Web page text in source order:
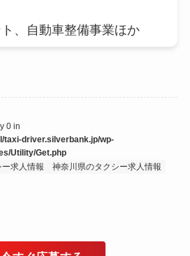
、自動車整備事業ほか
0 in
taxi-driver.silverbank.jp/wp-
Utility/Get.php
求人情報 神奈川県のタクシー求人情報